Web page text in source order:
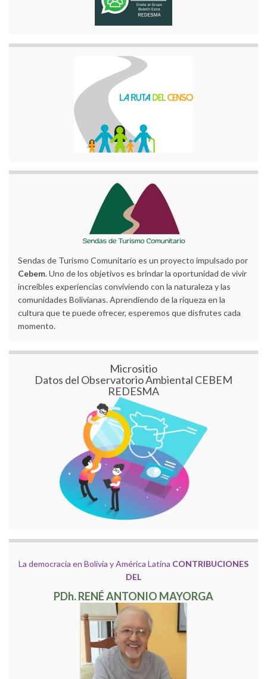
Sendas de Turismo Comunitario es un proyecto impulsado por
Cebem. Uno de los objetivos es brindar la oportunidad de vivir
increíbles experiencias conviviendo con la naturaleza y las
comunidades Bolivianas. Aprendiendo de la riqueza en la
cultura que te puede ofrecer, esperemos que disfrutes cada
momento.
Micrositio
Datos del Observatorio Ambiental CEBEM
REDESMA
La democracia en Bolivia y América Latina CONTRIBUCIONES
DEL
PDh. RENÉ ANTONIO MAYORGA